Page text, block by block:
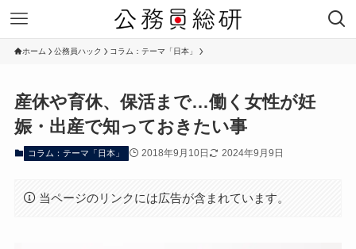
ホーム 公務員ハック コラム：テーマ「日本」
産休や育休、保活まで…働く女性が妊
娠・出産で知っておきたい事
コラム：テーマ「日本」 2018年9月10日 2024年9月9日
当ページのリンクには広告が含まれています。